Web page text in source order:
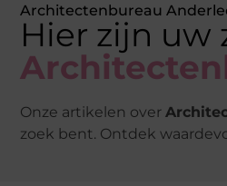
Architectenbureau
Hier zijn uw
Onze artikelen over
zoek bent. Ontdek